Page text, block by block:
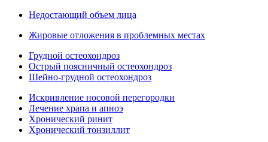
Недостающий объем лица
Жировые отложения в проблемных местах
Грудной остеохондроз
Острый поясничный остеохондроз
Шейно-грудной остеохондроз
Искривление носовой перегородки
Лечение храпа и апноэ
Хронический ринит
Хронический тонзиллит